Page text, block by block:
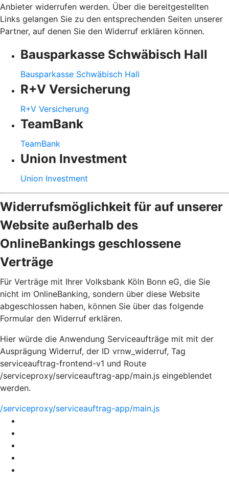
Anbieter widerrufen werden. Über die bereitgestellten
Links gelangen Sie zu den entsprechenden Seiten unserer
Partner, auf denen Sie den Widerruf erklären können.
Bausparkasse Schwäbisch Hall
Bausparkasse Schwäbisch Hall
R+V Versicherung
R+V Versicherung
TeamBank
TeamBank
Union Investment
Union Investment
Widerrufsmöglichkeit für auf unserer
Website außerhalb des
OnlineBankings geschlossene
Verträge
Für Verträge mit Ihrer Volksbank Köln Bonn eG, die Sie
nicht im OnlineBanking, sondern über diese Website
abgeschlossen haben, können Sie über das folgende
Formular den Widerruf erklären.
Hier würde die Anwendung Serviceaufträge mit mit der
Ausprägung Widerruf, der ID vrnw_widerruf, Tag
serviceauftrag-frontend-v1 und Route
/serviceproxy/serviceauftrag-app/main.js eingeblendet
werden.
/serviceproxy/serviceauftrag-app/main.js